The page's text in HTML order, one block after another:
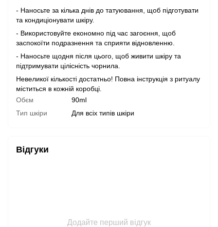
- Наносьте за кілька днів до татуювання, щоб підготувати
та кондиціонувати шкіру.
- Використовуйте економно під час загоєння, щоб
заспокоїти подразнення та сприяти відновленню.
- Наносьте щодня після цього, щоб живити шкіру та
підтримувати цілісність чорнила.
Невеликої кількості достатньо! Повна інструкція з ритуалу
міститься в кожній коробці.
Обєм
90ml
Тип шкіри
Для всіх типів шкіри
Відгуки
Додайте перший відгук